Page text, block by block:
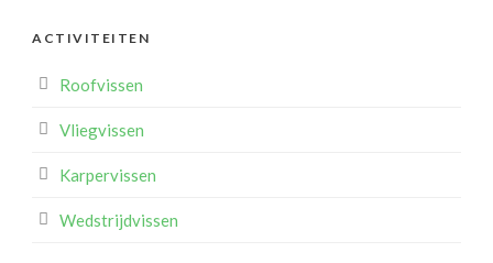
ACTIVITEITEN
Roofvissen
Vliegvissen
Karpervissen
Wedstrijdvissen